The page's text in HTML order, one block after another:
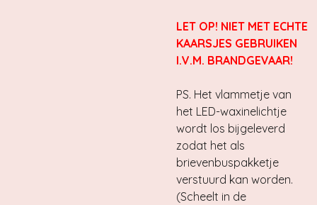
LET OP! NIET MET ECHTE
KAARSJES GEBRUIKEN
I.V.M. BRANDGEVAAR!
PS. Het vlammetje van
het LED-waxinelichtje
wordt los bijgeleverd
zodat het als
brievenbuspakketje
verstuurd kan worden.
(Scheelt in de